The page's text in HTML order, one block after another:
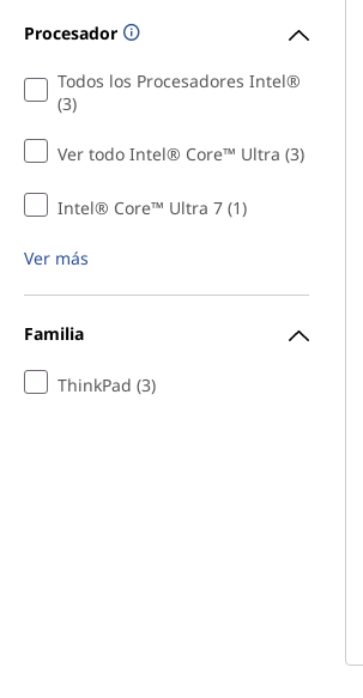
n
Procesador
Todos los Procesadores Intel®
(3)
Ver todo Intel® Core™ Ultra (3)
Intel® Core™ Ultra 7 (1)
Ver más
Familia
ThinkPad (3)